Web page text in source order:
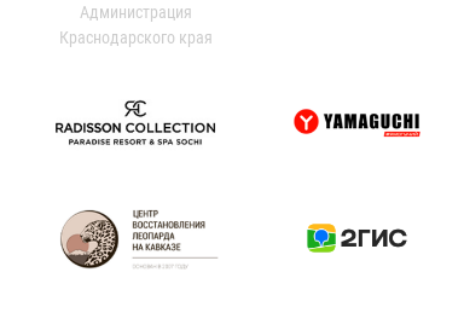
Администрация
Краснодарского края